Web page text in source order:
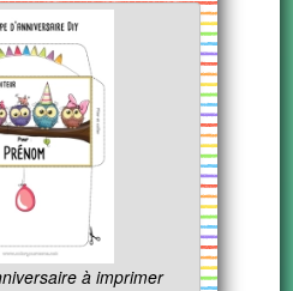
à imprimer